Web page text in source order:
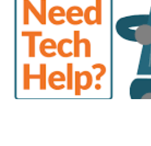
, ידע בתעשייה ורשת אסטרטגית
תוספתי.
כוללים תפקידים כגון
סיכויי עבודהבתחום זה
על פני תעשיות שונות כמו